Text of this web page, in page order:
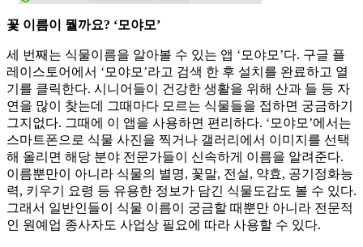
꽃 이름이 뭘까요? ‘모야모’
세 번째는 식물이름을 알아볼 수 있는 앱 ‘모야모’다. 구글 플
레이스토어에서 ‘모야모’라고 검색 한 후 설치를 완료하고 열
기를 클릭한다. 시니어들이 건강한 생활을 위해 산과 들 등 자
연을 많이 찾는데 그때마다 모르는 식물들을 접하면 궁금하기
그지없다. 그때에 이 앱을 사용하면 편리하다. ‘모야모’에서는
스마트폰으로 식물 사진을 찍거나 갤러리에서 이미지를 선택
해 올리면 해당 분야 전문가들이 신속하게 이름을 알려준다.
이름뿐만이 아니라 식물의 별명, 꽃말, 전설, 약효, 공기정화능
력, 키우기 요령 등 유용한 정보가 담긴 식물도감도 볼 수 있다.
그래서 일반인들이 식물 이름이 궁금할 때뿐만 아니라 전문적
인 원예업 종사자도 사업상 필요에 따라 사용할 수 있다.